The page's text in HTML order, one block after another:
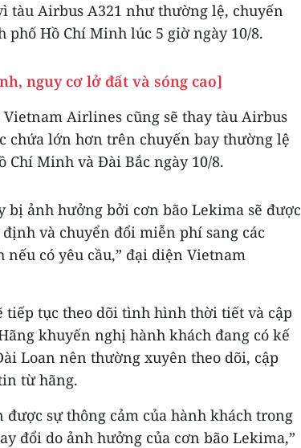
tàu Airbus A321 như thường lệ, chuyến
phố Hồ Chí Minh lúc 5 giờ ngày 10/8.
nguy cơ lở đất và sóng cao]
Airlines cũng sẽ thay tàu Airbus
chứa lớn hơn trên chuyến bay thường lệ
Chí Minh và Đài Bắc ngày 10/8.
bị ảnh hưởng bởi cơn bão Lekima sẽ được
và chuyển đổi miễn phí sang các
có yêu cầu,” đại diện Vietnam
tiếp tục theo dõi tình hình thời tiết và cập
khuyến nghị hành khách đang có kế
Loan nên thường xuyên theo dõi, cập
từ hãng.
sự thông cảm của hành khách trong
đổi do ảnh hưởng của cơn bão Lekima,”